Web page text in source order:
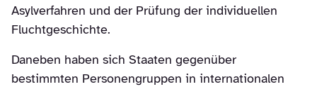
Asylverfahren und der Prüfung der individuellen
Fluchtgeschichte.
Daneben haben sich Staaten gegenüber
bestimmten Personengruppen in internationalen